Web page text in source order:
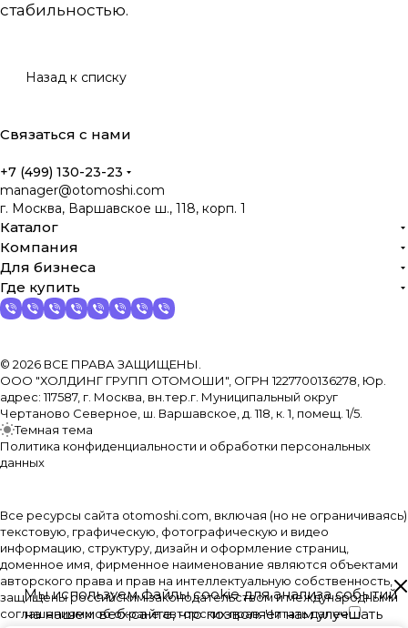
стабильностью.
Назад к списку
Связаться с нами
+7 (499) 130-23-23
manager@otomoshi.com
г. Москва, Варшавское ш., 118, корп. 1
Каталог
Компания
Для бизнеса
Где купить
© 2026 ВСЕ ПРАВА ЗАЩИЩЕНЫ.
ООО "ХОЛДИНГ ГРУПП ОТОМОШИ", ОГРН 1227700136278, Юр.
адрес: 117587, г. Москва, вн.тер.г. Муниципальный округ
Чертаново Северное, ш. Варшавское, д. 118, к. 1, помещ. 1/5.
Темная тема
Политика конфиденциальности и обработки персональных
данных
Все ресурсы сайта otomoshi.com, включая (но не ограничиваясь)
текстовую, графическую, фотографическую и видео
информацию, структуру, дизайн и оформление страниц,
доменное имя, фирменное наименование являются объектами
авторского права и прав на интеллектуальную собственность,
защищены российским законодательством и международными
соглашениями об охране авторских прав.Читать далее
Мы используем файлы cookie для анализа событий
на нашем веб-сайте, что позволяет нам улучшать